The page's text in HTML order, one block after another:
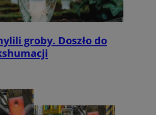
groby. Doszło do